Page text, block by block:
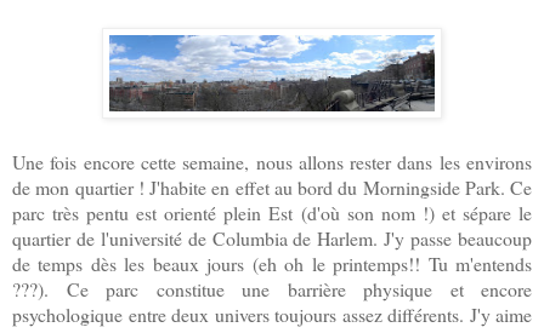
Une fois encore cette semaine, nous allons rester dans les environs
de mon quartier ! J'habite en effet au bord du Morningside Park. Ce
parc très pentu est orienté plein Est (d'où son nom !) et sépare le
quartier de l'université de Columbia de Harlem. J'y passe beaucoup
de temps dès les beaux jours (eh oh le printemps!! Tu m'entends
???). Ce parc constitue une barrière physique et encore
psychologique entre deux univers toujours assez différents. J'y aime